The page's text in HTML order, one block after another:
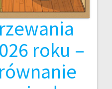
roku –